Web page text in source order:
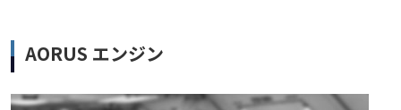
AORUS エンジン